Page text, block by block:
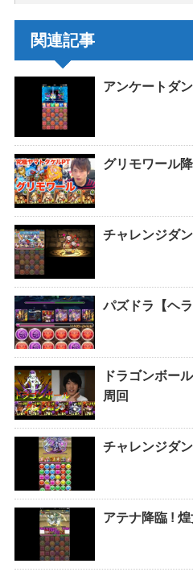
関連記事
アンケートダ
グリモワール
チャレンジダ
パズドラ【ヘ
ドラゴンボー
周回
チャレンジダ
アテナ降臨 !